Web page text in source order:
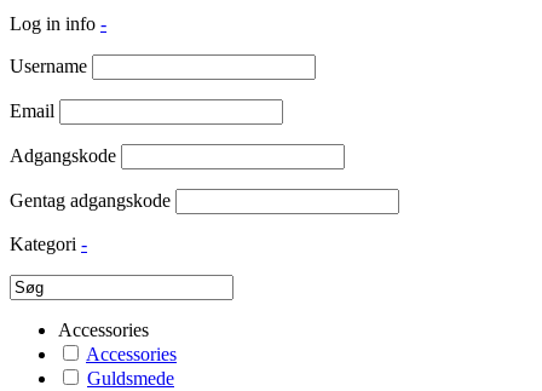
Log in info -
Username
Email
Adgangskode
Gentag adgangskode
Kategori -
Accessories
Accessories
Guldsmede